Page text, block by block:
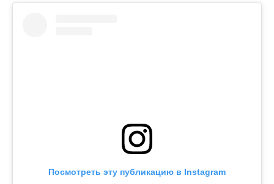
Посмотреть эту публикацию в Instagram